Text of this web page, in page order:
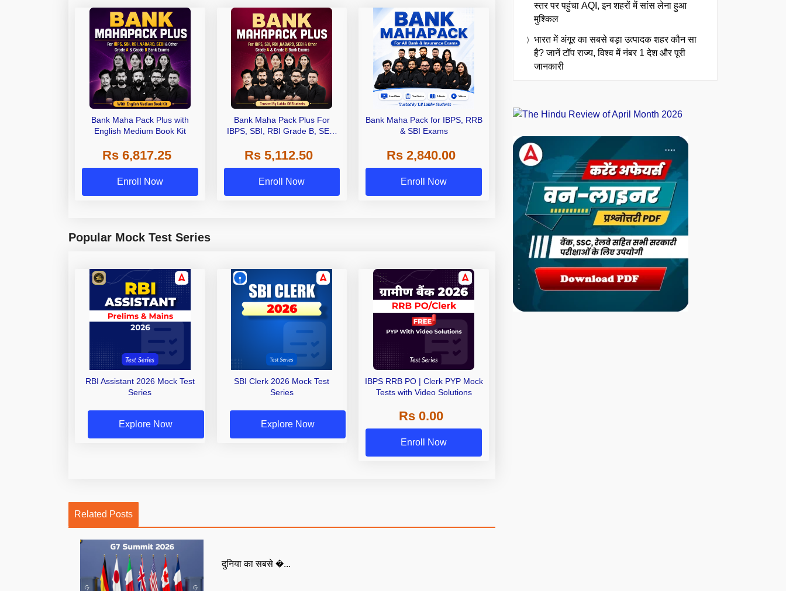
Bank Maha Pack Plus with
English Medium Book Kit
Rs 6,817.25
Enroll Now
Bank Maha Pack Plus For
IBPS, SBI, RBI Grade B, SEBI
Other Grade A & Grade B Bank
Exams
Rs 5,112.50
Enroll Now
Bank Maha Pack for IBPS, RRB
& SBI Exams
Rs 2,840.00
Enroll Now
Popular Mock Test Series
RBI Assistant 2026 Mock Test
Series
Explore Now
SBI Clerk 2026 Mock Test
Series
Explore Now
IBPS RRB PO | Clerk PYP Mock
Tests with Video Solutions
Rs 0.00
Enroll Now
Related Posts
दुनिया का सबसे �...
स्तर पर पहुंचा AQI, इन शहरों में सांस लेना हुआ
मुश्किल
भारत में अंगूर का सबसे बड़ा उत्पादक शहर कौन सा
है? जानें टॉप राज्य, विश्व में नंबर 1 देश और पूरी
जानकारी